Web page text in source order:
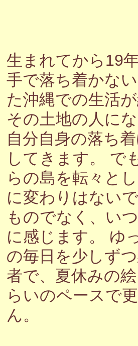
生まれてから19
手で落ち着かな
た沖縄での生活
その土地の人に
自分自身の落ち
してきます。 で
らの島を転々と
に変わりはない
ものでなく、い
に感じます。 ゆ
の毎日を少しず
者で、夏休みの
らいのペースで
ん。